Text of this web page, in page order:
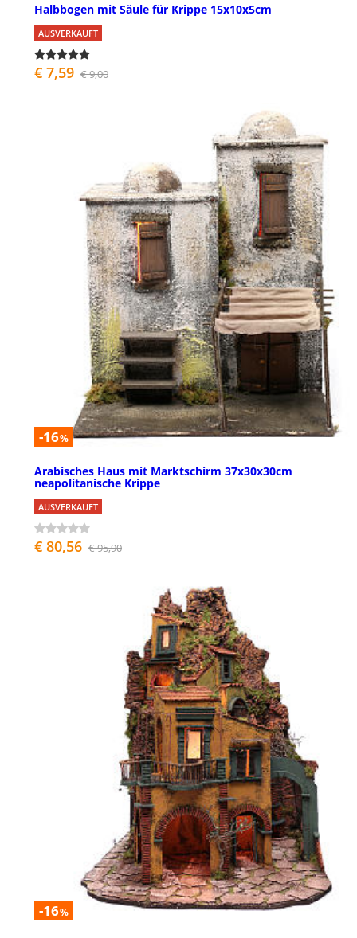
Halbbogen mit Säule für Krippe 15x10x5cm
AUSVERKAUFT
€ 7,59 € 9,00
-16%
Arabisches Haus mit Marktschirm 37x30x30cm
neapolitanische Krippe
AUSVERKAUFT
€ 80,56 € 95,90
-16%